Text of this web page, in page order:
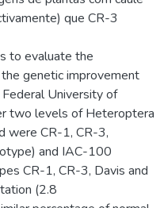
que CR-3
to evaluate the
genetic improvement
University of
two levels of Heteroptera
were CR-1, CR-3,
and IAC-100
CR-1, CR-3, Davis and
(2.8